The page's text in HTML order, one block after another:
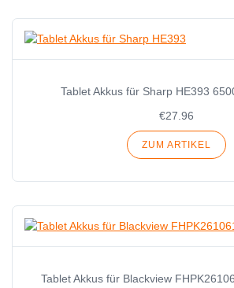
Tablet Akkus für Sharp HE393
€27.96
ZUM ARTIKEL
Tablet Akkus für Blackview